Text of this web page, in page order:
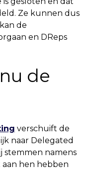
Ze kunnen dus
de
en DReps
de
verschuift de
naar Delegated
stemmen namens
hen hebben